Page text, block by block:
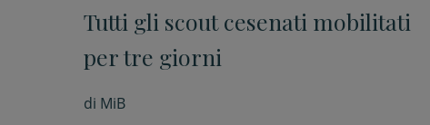
Tutti gli scout cesenati mobilitati
per tre giorni
di MiB